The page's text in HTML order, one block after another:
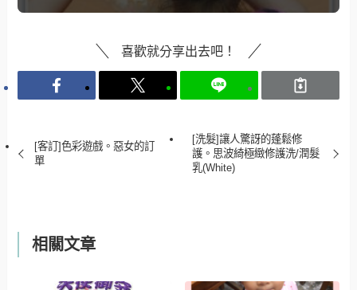
喜歡就分享出去吧！
[客訂]色彩遊戲。惡女的訂
單
[洗髮]讓人驚訝的蓬鬆修
護。思波綺極緻修護洗/潤髮
乳(White)
相關文章